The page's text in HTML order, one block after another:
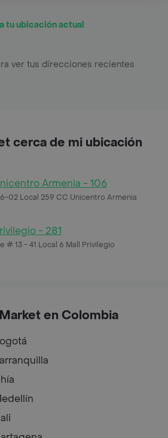
tu ubicación actual
ver tus direcciones recientes
cerca de mi ubicación
Armenia - 106
02 Local 259 CC Unicentro Armenia
- 281
# 13 - 41 Local 6 Mall Privilegio
en Colombia